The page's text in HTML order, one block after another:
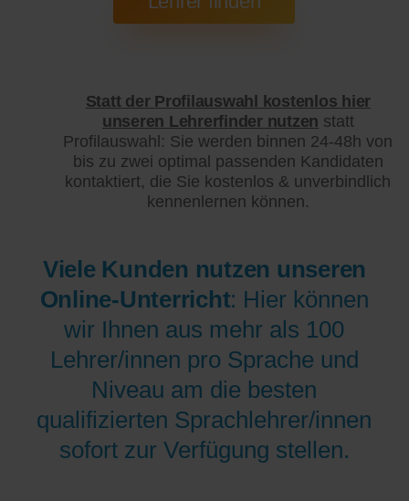
Statt der Profilauswahl kostenlos hier
unseren Lehrerfinder nutzen statt
Profilauswahl: Sie werden binnen 24-48h von
bis zu zwei optimal passenden Kandidaten
kontaktiert, die Sie kostenlos & unverbindlich
kennenlernen können.
Viele Kunden nutzen unseren
Online-Unterricht: Hier können
wir Ihnen aus mehr als 100
Lehrer/innen pro Sprache und
Niveau am die besten
qualifizierten Sprachlehrer/innen
sofort zur Verfügung stellen.